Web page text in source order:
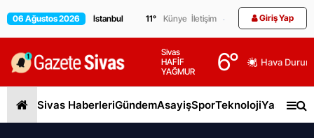
06 Ağustos 2026 11° Künye İletişim Giriş Yap
Sivas
HAFİF
YAĞMUR
6° Hava
Sivas HaberleriGündemAsayişSporTeknolojiYaşam